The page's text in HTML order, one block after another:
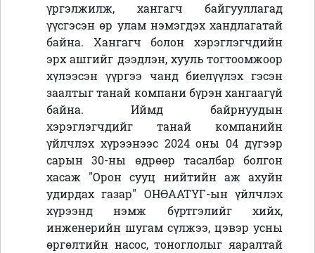
үргэлжилж, хангагч байгууллагад
үүсгэсэн өр улам нэмэгдэх хандлагатай
байна. Хангагч болон хэрэглэгчдийн
эрх ашгийг дээдлэн, хууль тогтоомжоор
хүлээсэн үүргээ чанд биелүүлэх гэсэн
заалтыг танай компани бүрэн хангаагүй
байна. Иймд байрнуудын
хэрэглэгчдийг танай компанийн
үйлчлэх хүрээнээс 2024 оны 04 дүгээр
сарын 30-ны өдрөөр тасалбар болгон
хасаж "Орон сууц нийтийн аж ахуйн
удирдах газар" ОНӨААТҮГ-ын үйлчлэх
хүрээнд нэмж бүртгэлийг хийх,
инженерийн шугам сүлжээ, цэвэр усны
өргөлтийн насос, тоноглолыг яаралтай